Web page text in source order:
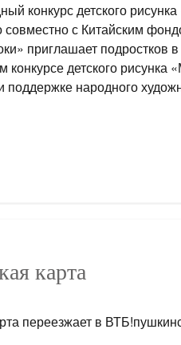
конкурс детского
совместно с Китайским
приглашает подростков
детского рисунка
поддержке народного
карта
переезжает в